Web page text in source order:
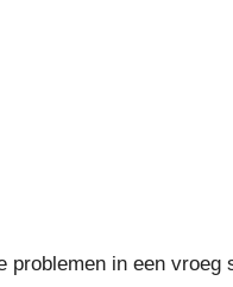
in een vroeg